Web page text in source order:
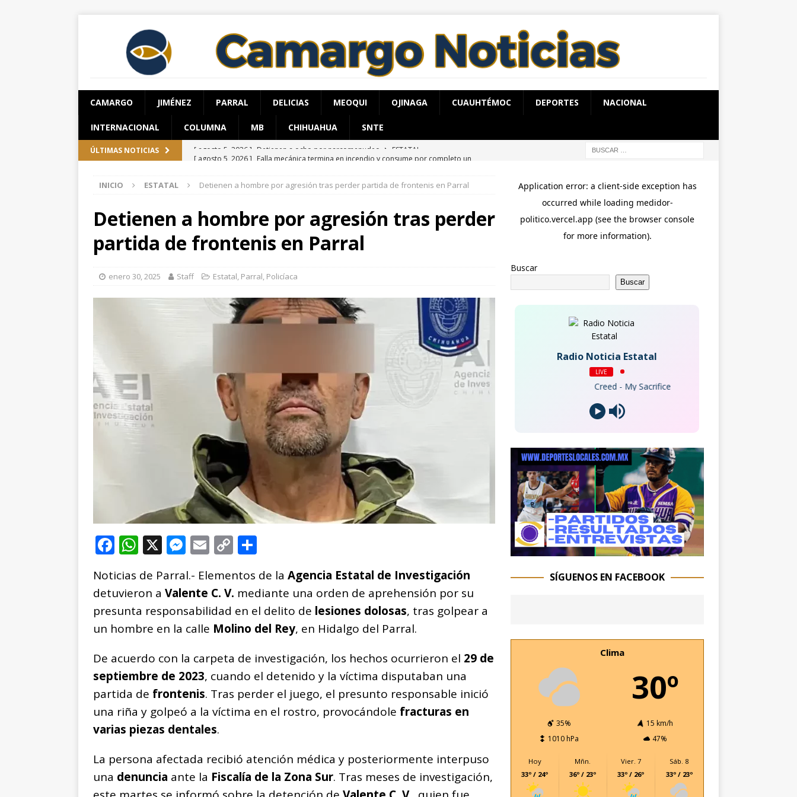
CAMARGO JIMÉNEZ PARRAL DELICIAS MEOQUI OJINAGA CUAUHTÉMOC DEPORTES NACIONAL
INTERNACIONAL COLUMNA MB CHIHUAHUA SNTE
ÚLTIMAS NOTICIAS [ agosto 5, 2026 ] Falla mecánica termina en incendio y consume por completo un
[ agosto 5, 2026 ] Todo listo: hoy inaugura Marco Bonilla el paso superior de Aldama
y Fuerza Aérea
Exceso de velocidad provoca choque y deja dos mujeres lesionadas
ESTATAL
[ agosto 5, 2026 ]
Detienen a ocho por narcomenudeo ESTATAL
INICIO ESTATAL Detienen a hombre por agresión tras perder partida de frontenis en Parral
Detienen a hombre por agresión tras perder
partida de frontenis en Parral
enero 30, 2025 Staff Estatal, Parral, Policíaca
F
c
e
b
o
o
k
W
at
s
A
p
p
X M
ss
e
n
g
e
r
E
ai
l
C
p
y
Li
n
k
m
p
ar
ti
r
Noticias de Parral.- Elementos de la Agencia Estatal de Investigación
detuvieron a Valente C. V. mediante una orden de aprehensión por su
presunta responsabilidad en el delito de lesiones dolosas, tras golpear a
un hombre en la calle Molino del Rey, en Hidalgo del Parral.
De acuerdo con la carpeta de investigación, los hechos ocurrieron el 29 de
septiembre de 2023, cuando el detenido y la víctima disputaban una
partida de frontenis. Tras perder el juego, el presunto responsable inició
una riña y golpeó a la víctima en el rostro, provocándole fracturas en
varias piezas dentales.
La persona afectada recibió atención médica y posteriormente interpuso
una denuncia ante la Fiscalía de la Zona Sur. Tras meses de investigación,
Buscar
Buscar
Radio Noticia Estatal
LIVE
Creed - My Sacrifice
SÍGUENOS EN FACEBOOK
Clima
30º
35%
15 km/h
1010 hPa
47%
Hoy
33º / 24º
Mñn.
36º / 23º
Vier. 7
33º / 26º
Sáb. 8
33º / 23º